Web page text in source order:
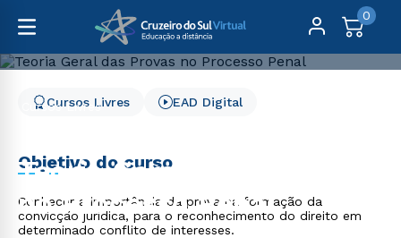
0
Cursos Livres
Teoria Geral das Provas
no Processo Penal
Cursos Livres EAD Digital
Objetivo do curso
Conhecer a importância da prova na formação da
convicção jurídica, para o reconhecimento do direito em
determinado conflito de interesses.